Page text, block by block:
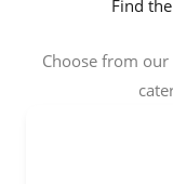
Find
Choose from